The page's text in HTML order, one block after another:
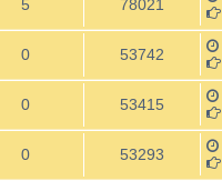
5 78021
0 53742
0 53415
0 53293